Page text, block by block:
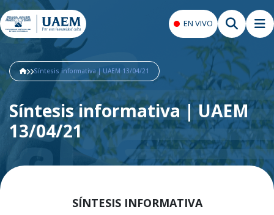
EN VIVO
Síntesis informativa | UAEM 13/04/21
Síntesis informativa | UAEM
13/04/21
SÍNTESIS INFORMATIVA